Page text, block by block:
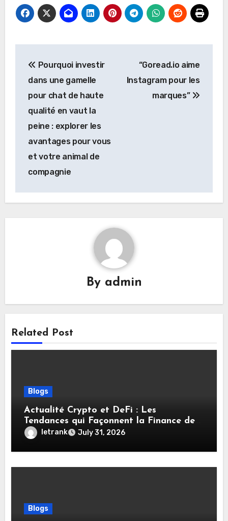
navigation
Pourquoi investir
dans une gamelle
pour chat de haute
qualité en vaut la
peine : explorer les
avantages pour vous
et votre animal de
compagnie
“Goread.io aime
Instagram pour les
marques”
By admin
Related Post
Blogs
Actualité Crypto et DeFi : Les
Tendances qui Façonnent la Finance de
Demain
letrank July 31, 2026
Blogs